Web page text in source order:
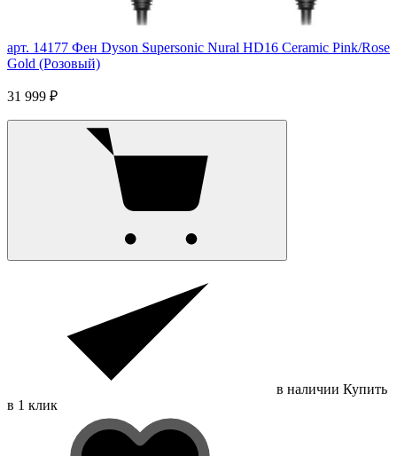
арт. 14177 Фен Dyson Supersonic Nural HD16 Ceramic Pink/Rose
Gold (Розовый)
31 999 ₽
в наличии Купить
в 1 клик